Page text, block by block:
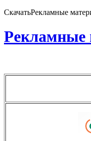
СкачатьРекламные
Рекламные